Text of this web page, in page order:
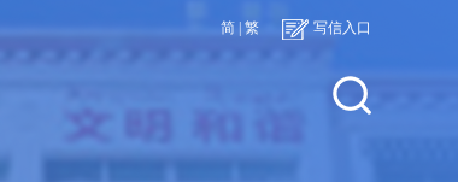
简 繁 写信入口